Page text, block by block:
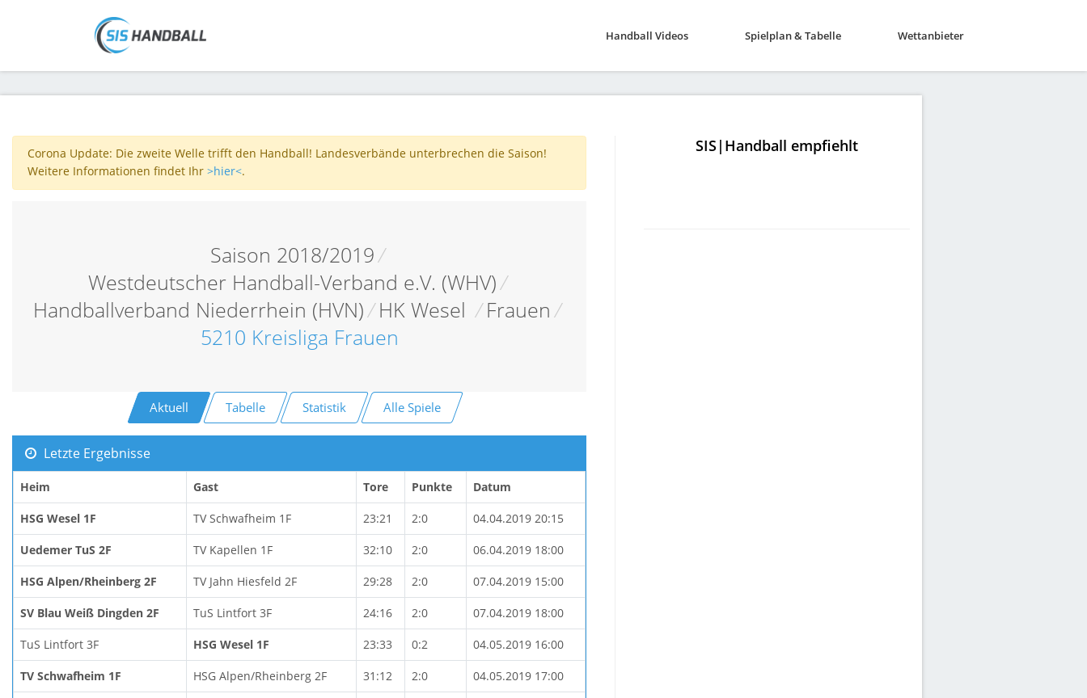
Handball Videos Spielplan & Tabelle Wettanbieter
Corona Update: Die zweite Welle trifft den Handball! Landesverbände unterbrechen die Saison!
Weitere Informationen findet Ihr >hier<.
Saison 2018/2019/
Westdeutscher Handball-Verband e.V. (WHV)/
Handballverband Niederrhein (HVN)/ HK Wesel / Frauen /
5210 Kreisliga Frauen
Aktuell Tabelle Statistik Alle Spiele
Letzte Ergebnisse
Heim Gast Tore Punkte Datum
HSG Wesel 1F TV Schwafheim 1F 23:21 2:0 04.04.2019 20:15
Uedemer TuS 2F TV Kapellen 1F 32:10 2:0 06.04.2019 18:00
HSG Alpen/Rheinberg 2F TV Jahn Hiesfeld 2F 29:28 2:0 07.04.2019 15:00
SV Blau Weiß Dingden 2F TuS Lintfort 3F 24:16 2:0 07.04.2019 18:00
TuS Lintfort 3F HSG Wesel 1F 23:33 0:2 04.05.2019 16:00
TV Schwafheim 1F HSG Alpen/Rheinberg 2F 31:12 2:0 04.05.2019 17:00
SIS|Handball empfiehlt